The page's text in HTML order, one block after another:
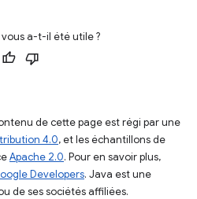
a-t-il été utile ?
de cette page est régi par une
4.0, et les échantillons de
Apache 2.0. Pour en savoir plus,
Developers. Java est une
de ses sociétés affiliées.